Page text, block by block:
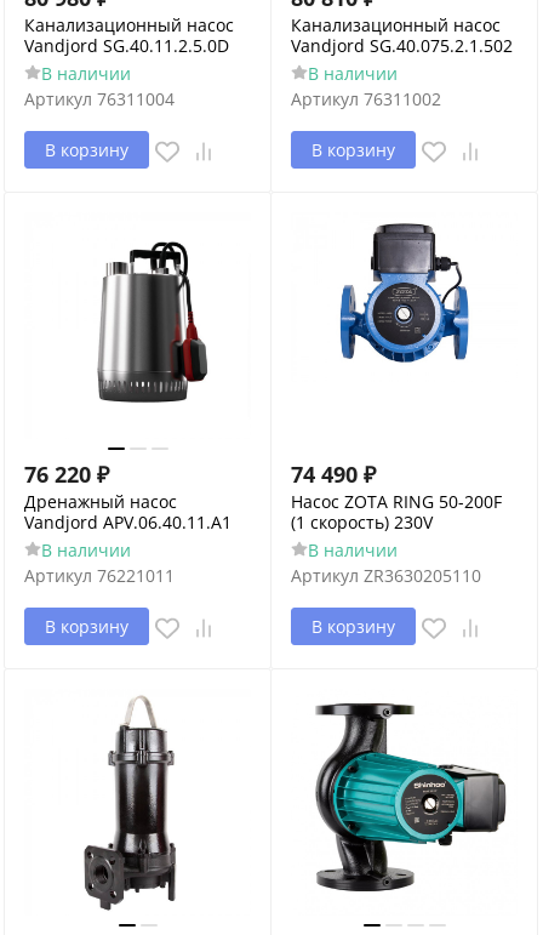
Канализационный насос
Vandjord SG.40.11.2.5.0D
В наличии
Артикул 76311004
В корзину
Канализационный насос
Vandjord SG.40.075.2.1.502
В наличии
Артикул 76311002
В корзину
76 220 ₽
Дренажный насос
Vandjord APV.06.40.11.A1
В наличии
Артикул 76221011
В корзину
74 490 ₽
Насос ZOTA RING 50-200F
(1 скорость) 230V
В наличии
Артикул ZR3630205110
В корзину